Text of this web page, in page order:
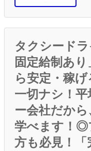
タクシード
固定給制あ
ら安定・稼
一切ナシ！
ー会社だか
学べます！◎
方も必見！「